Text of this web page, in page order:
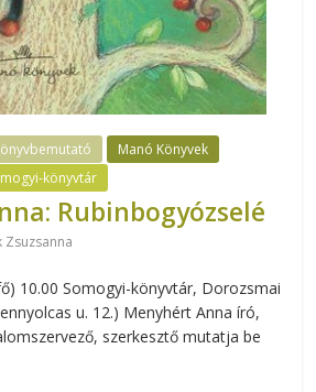
Manó Könyvek
könyvtár
Rubinbogyózselé
Zsuzsanna
10.00 Somogyi-könyvtár, Dorozsmai
u. 12.) Menyhért Anna író,
szerkesztő mutatja be